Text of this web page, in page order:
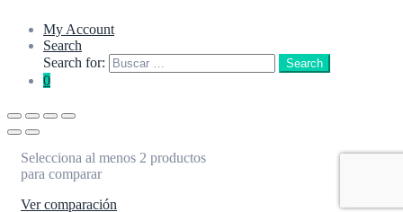
My Account
Search
Search for:
Search
0
Selecciona al menos 2 productos
para comparar
Ver comparación